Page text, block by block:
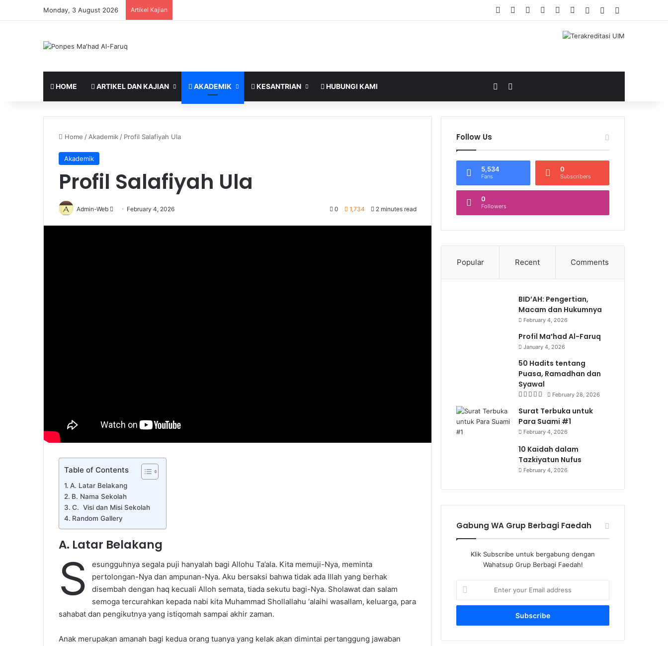
Monday, 3 August 2026 Artikel Kajian Facebook YouTubeWordPress
InstagramWhatsApp
Log InRandom Article
HOME ARTIKEL DAN KAJIAN AKADEMIK KESANTRIAN HUBUNGI KAMI Log In
Home / Akademik / Profil Salafiyah Ula
Akademik
Profil Salafiyah Ula
Admin-Web
Send February 4, 2026 0 1,734 2 minutes read
Table of Contents
A. Latar Belakang
B. Nama Sekolah
C. Visi dan Misi Sekolah
Random Gallery
A. Latar Belakang
S
esungguhnya segala puji hanyalah bagi Allohu Ta’ala. Kita memuji-Nya, meminta
pertolongan-Nya dan ampunan-Nya. Aku bersaksi bahwa tidak ada Illah yang berhak
disembah dengan haq kecuali Alloh semata, tiada sekutu bagi-Nya. Sholawat dan salam
semoga tercurahkan kepada nabi kita Muhammad Shollallahu ‘alaihi wasallam, keluarga, para
sahabat dan pengikutnya yang istiqomah sampai akhir zaman.
Anak merupakan amanah bagi kedua orang tuanya yang kelak akan dimintai pertanggung jawaban
Follow Us
5,534
Fans
0
Subscribers
0
Followers
Popular Recent Comments
BID’AH: Pengertian,
Macam dan Hukumnya
February 4, 2026
Profil Ma’had Al-Faruq
January 4, 2026
50 Hadits tentang
Puasa, Ramadhan dan
Syawal
February 28, 2026
Surat Terbuka untuk
Para Suami #1
February 4, 2026
10 Kaidah dalam
Tazkiyatun Nufus
February 4, 2026
Gabung WA Grup Berbagi Faedah
Klik Subscribe untuk bergabung dengan
Wahatsup Grup Berbagi Faedah!
your
Email